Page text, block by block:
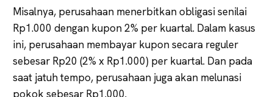
Misalnya, perusahaan menerbitkan obligasi senilai
Rp1.000 dengan kupon 2% per kuartal. Dalam kasus
ini, perusahaan membayar kupon secara reguler
sebesar Rp20 (2% x Rp1.000) per kuartal. Dan pada
saat jatuh tempo, perusahaan juga akan melunasi
pokok sebesar Rp1.000.